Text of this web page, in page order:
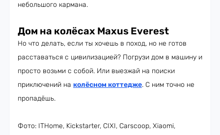
небольшого кармана.
Дом на колёсах Maxus Everest
Но что делать, если ты хочешь в поход, но не готов
расставаться с цивилизацией? Погрузи дом в машину и
просто возьми с собой. Или выезжай на поиски
приключений на колёсном коттедже. С ним точно не
пропадёшь.
Фото: ITHome, Kickstarter, CIXI, Carscoop, Xiaomi,